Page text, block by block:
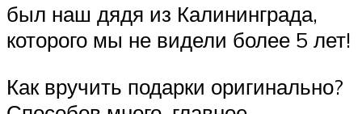
был наш дядя из Калининграда,
которого мы не видели более 5 лет!
Как вручить подарки оригинально?